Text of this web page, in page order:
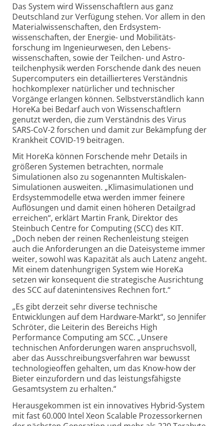
Das System wird Wissenschaftlern aus ganz
Deutschland zur Verfügung stehen. Vor allem in den
Material­wissenschaften, den Erdsystem­
wissenschaften, der Energie- und Mobilitäts­
forschung im Ingenieurwesen, den Lebens­
wissenschaften, sowie der Teilchen- und Astro­
teilchen­physik werden Forschende dank des neuen
Supercomputers ein detaillierteres Verständnis
hoch­komplexer natürlicher und technischer
Vorgänge erlangen können. Selbstverständlich kann
HoreKa bei Bedarf auch von Wissenschaftlern
genutzt werden, die zum Verständnis des Virus
SARS-CoV-2 forschen und damit zur Bekämpfung der
Krankheit COVID-19 beitragen.
Mit HoreKa können Forschende mehr Details in
größeren Systemen betrachten, normale
Simulationen also zu sogenannten Multiskalen-
Simulationen ausweiten. „Klima­simulationen und
Erdsystem­modelle etwa werden immer feinere
Auflösungen und damit einen höheren Detailgrad
erreichen“, erklärt Martin Frank, Direktor des
Steinbuch Centre for Computing (SCC) des KIT.
„Doch neben der reinen Rechenleistung steigen
auch die Anforderungen an die Dateisysteme immer
weiter, sowohl was Kapazität als auch Latenz angeht.
Mit einem datenhungrigen System wie HoreKa
setzen wir konsequent die strategische Ausrichtung
des SCC auf daten­intensives Rechnen fort.“
„Es gibt derzeit sehr diverse technische
Entwicklungen auf dem Hardware-Markt“, so Jennifer
Schröter, die Leiterin des Bereichs High
Performance Computing am SCC. „Unsere
technischen Anforderungen waren anspruchsvoll,
aber das Aus­schreibungs­verfahren war bewusst
technologie­offen gehalten, um das Know-how der
Bieter einzufordern und das leistungsfähigste
Gesamtsystem zu erhalten.“
Herausgekommen ist ein innovatives Hybrid-System
mit fast 60.000 Intel Xeon Scalable Prozessorkernen